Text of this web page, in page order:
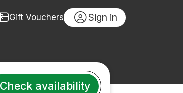
Gift Vouchers Sign in
Check availability